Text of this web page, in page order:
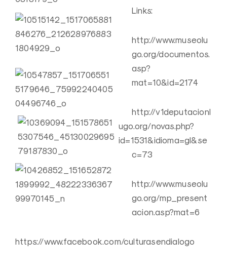
Links:
http://www.museolu
go.org/documentos.
asp?
mat=10&id=2174
http://v1deputacionl
ugo.org/novas.php?
id=1531&idioma=gl&se
c=73
http://www.museolu
go.org/mp_present
acion.asp?mat=6
https://www.facebook.com/culturasendialogo